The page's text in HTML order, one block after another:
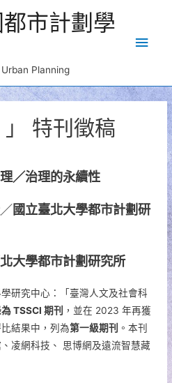
市計劃學
Planning
Main
」 特刊徵稿
／治理的永續性
／國立臺北大學都市計劃研
大學都市計劃研究所
研究中心：「臺灣人文及社會科
TSSCI 期刊 ，並在 2023 年再獲
結果中，列為第一級期刊 。本刊
凌網科技、 思博網及遠流智慧藏